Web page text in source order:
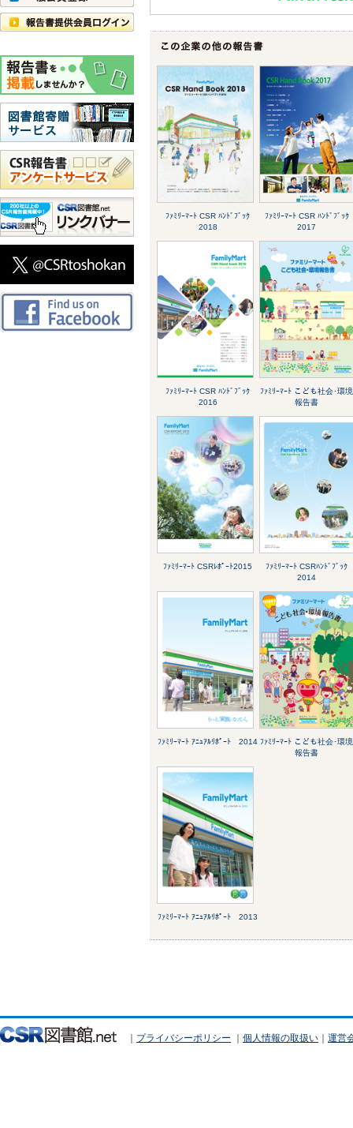
ﾌｧﾐﾘｰﾏｰﾄ CSR ﾊﾝﾄﾞﾌﾞｯｸ
2018
ﾌｧﾐﾘｰﾏｰﾄ CSR ﾊﾝﾄﾞﾌﾞｯｸ
2017
ﾌｧﾐﾘｰﾏｰﾄ CSR ﾊﾝﾄﾞﾌﾞｯｸ
2016
ﾌｧﾐﾘｰﾏｰﾄ こども社会･環境
報告書
ﾌｧﾐﾘｰﾏｰﾄ CSRﾚﾎﾟｰﾄ2015
ﾌｧﾐﾘｰﾏｰﾄ CSRﾊﾝﾄﾞﾌﾞｯｸ
2014
ﾌｧﾐﾘｰﾏｰﾄ ｱﾆｭｱﾙﾘﾎﾟｰﾄ 2014 ﾌｧﾐﾘｰﾏｰﾄ こども社会･環境
報告書
ﾌｧﾐﾘｰﾏｰﾄ ｱﾆｭｱﾙﾘﾎﾟｰﾄ 2013
｜ プライバシーポリシー ｜ 個人情報の取扱い ｜ 運営